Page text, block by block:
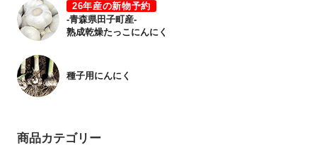
26年産の新物予約
-青森県田子町産-
熟成乾燥たっこにんにく
種子用にんにく
商品カテゴリー